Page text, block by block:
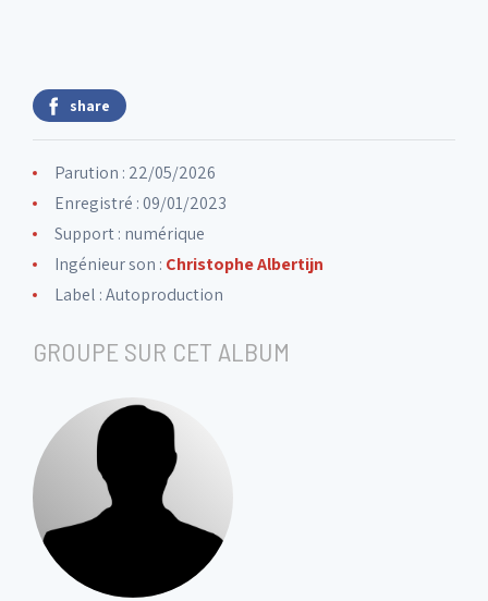
share
Parution : 22/05/2026
Enregistré : 09/01/2023
Support : numérique
Ingénieur son : Christophe Albertijn
Label :Autoproduction
GROUPE SUR CET ALBUM